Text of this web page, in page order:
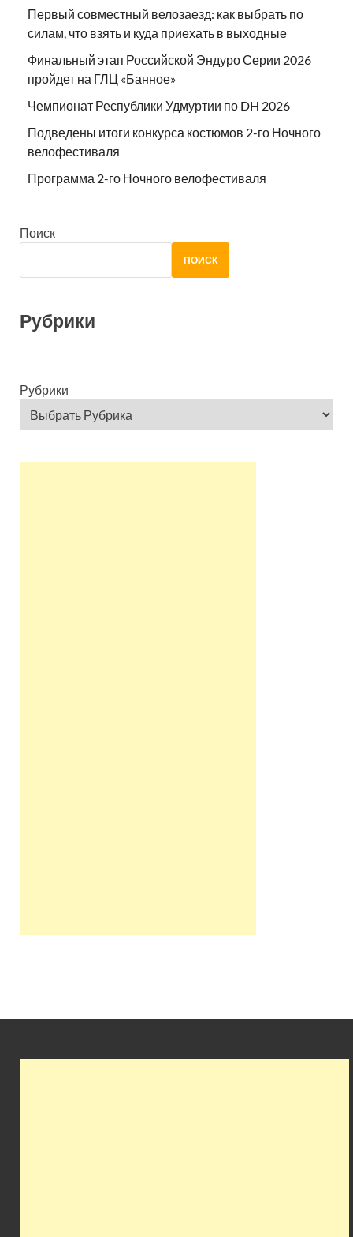
Первый совместный велозаезд: как выбрать по
силам, что взять и куда приехать в выходные
Финальный этап Российской Эндуро Серии 2026
пройдет на ГЛЦ «Банное»
Чемпионат Республики Удмуртии по DH 2026
Подведены итоги конкурса костюмов 2-го Ночного
велофестиваля
Программа 2-го Ночного велофестиваля
Поиск
ПОИСК
Рубрики
Рубрики